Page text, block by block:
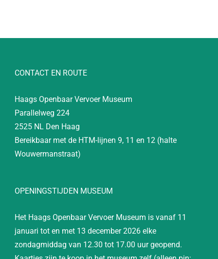
CONTACT EN ROUTE
Haags Openbaar Vervoer Museum
Parallelweg 224
2525 NL Den Haag
Bereikbaar met de HTM-lijnen 9, 11 en 12 (halte
Wouwermanstraat)
OPENINGSTIJDEN MUSEUM
Het Haags Openbaar Vervoer Museum is vanaf 11
januari tot en met 13 december 2026 elke
zondagmiddag van 12.30 tot 17.00 uur geopend.